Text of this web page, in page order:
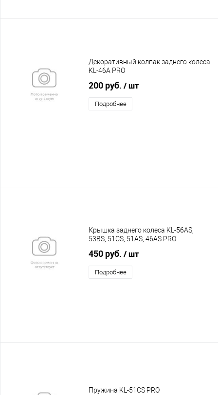
Декоративный колпак заднего колеса
KL-46A PRO
200 руб. / шт
Подробнее
Крышка заднего колеса KL-56AS,
53BS, 51CS, 51AS, 46AS PRO
450 руб. / шт
Подробнее
Пружина KL-51CS PRO